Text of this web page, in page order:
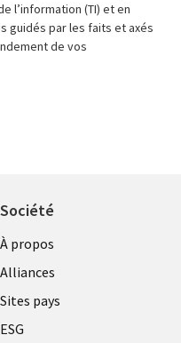
l’information (TI) et en
guidés par les faits et axés
de vos
Société
À propos
Alliances
Sites pays
ESG